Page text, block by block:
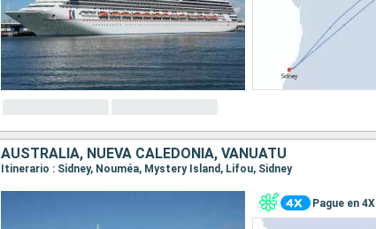
AUSTRALIA, NUEVA CALEDONIA, VANUATU
Itinerario : Sidney, Nouméa, Mystery Island, Lifou, Sidney
Pague en 4X